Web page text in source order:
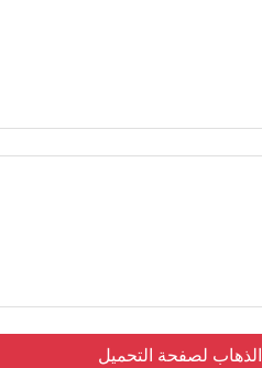
الذهاب لصفحة التحميل